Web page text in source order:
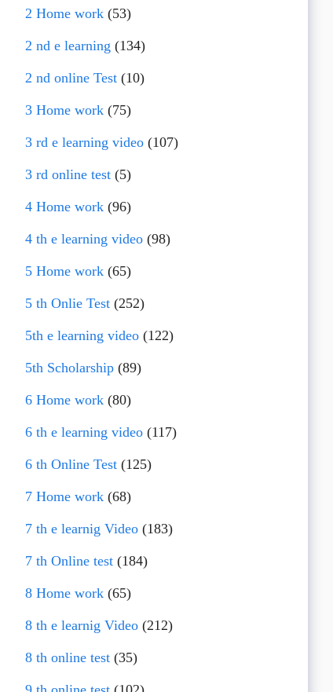
2 Home work(53)
2 nd e learning (134)
2 nd online Test(10)
3 Home work(75)
3 rd e learning video(107)
3 rd online test(5)
4 Home work(96)
4 th e learning video(98)
5 Home work(65)
5 th Onlie Test(252)
5th e learning video(122)
5th Scholarship(89)
6 Home work(80)
6 th e learning video(117)
6 th Online Test(125)
7 Home work(68)
7 th e learnig Video(183)
7 th Online test(184)
8 Home work(65)
8 th e learnig Video(212)
8 th online test(35)